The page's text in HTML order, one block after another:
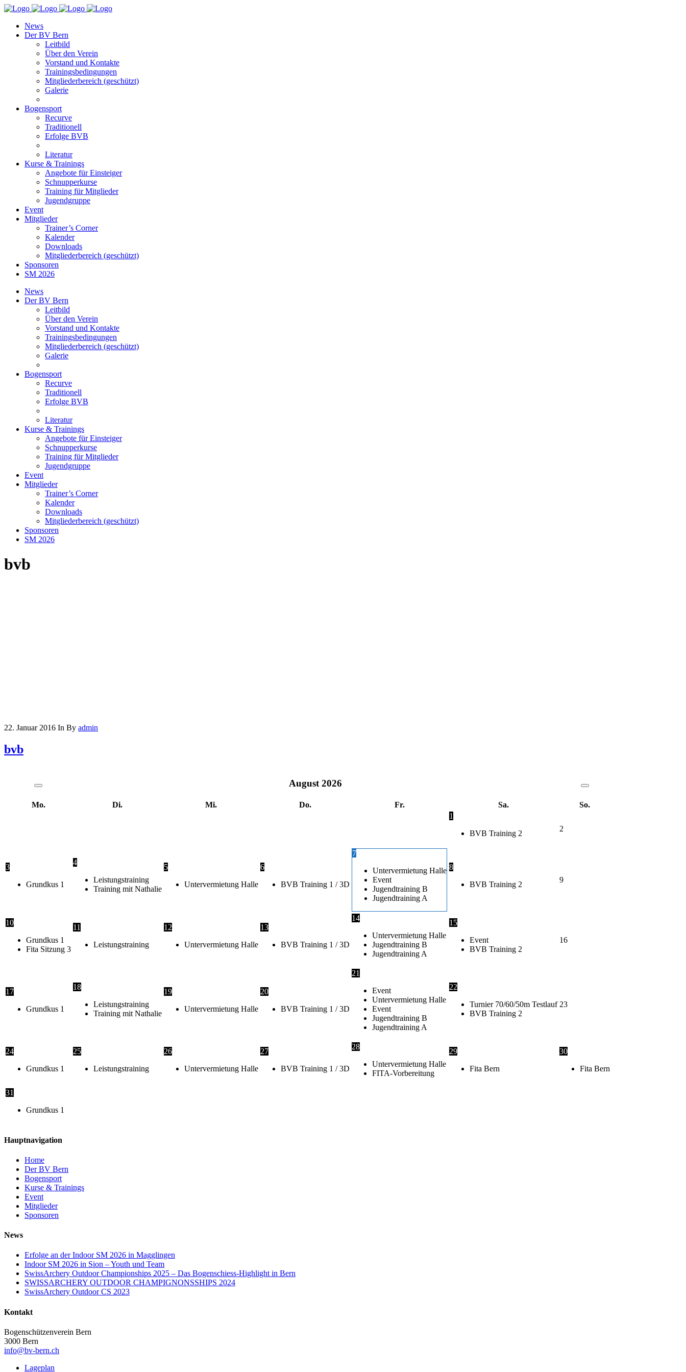
News
Der BV Bern
Leitbild
Über den Verein
Vorstand und Kontakte
Trainingsbedingungen
Mitgliederbereich (geschützt)
Galerie
Bogensport
Recurve
Traditionell
Erfolge BVB
Literatur
Kurse & Trainings
Angebote für Einsteiger
Schnupperkurse
Training für Mitglieder
Jugendgruppe
Event
Mitglieder
Trainer’s Corner
Kalender
Downloads
Mitgliederbereich (geschützt)
Sponsoren
SM 2026
News
Der BV Bern
Leitbild
Über den Verein
Vorstand und Kontakte
Trainingsbedingungen
Mitgliederbereich (geschützt)
Galerie
Bogensport
Recurve
Traditionell
Erfolge BVB
Literatur
Kurse & Trainings
Angebote für Einsteiger
Schnupperkurse
Training für Mitglieder
Jugendgruppe
Event
Mitglieder
Trainer’s Corner
Kalender
Downloads
Mitgliederbereich (geschützt)
Sponsoren
SM 2026
bvb
22. Januar 2016 In By admin
bvb
August 2026
Mo. Di. Mi. Do. Fr. Sa.
So.
1
BVB Training 2
2
3
Grundkus 1
4
Leistungstraining
Training mit Nathalie
5
Untervermietung Halle
6
BVB Training 1 / 3D
7
Untervermietung Halle
Event
Jugendtraining B
Jugendtraining A
8
BVB Training 2
9
10
Grundkus 1
Fita Sitzung 3
11
Leistungstraining
12
Untervermietung Halle
13
BVB Training 1 / 3D
14
Untervermietung Halle
Jugendtraining B
Jugendtraining A
15
Event
BVB Training 2
16
17
Grundkus 1
18
Leistungstraining
Training mit Nathalie
19
Untervermietung Halle
20
BVB Training 1 / 3D
21
Event
Untervermietung Halle
Event
Jugendtraining B
Jugendtraining A
22
Turnier 70/60/50m Testlauf
BVB Training 2
23
24
Grundkus 1
25
Leistungstraining
26
Untervermietung Halle
27
BVB Training 1 / 3D
28
Untervermietung Halle
FITA-Vorbereitung
29
Fita Bern
30
Fita Bern
31
Grundkus 1
Hauptnavigation
Home
Der BV Bern
Bogensport
Kurse & Trainings
Event
Mitglieder
Sponsoren
News
Erfolge an der Indoor SM 2026 in Magglingen
Indoor SM 2026 in Sion – Youth und Team
SwissArchery Outdoor Championships 2025 – Das Bogenschiess-Highlight in Bern
SWISSARCHERY OUTDOOR CHAMPIGNONSSHIPS 2024
SwissArchery Outdoor CS 2023
Kontakt
Bogenschützenverein Bern
3000 Bern
info@bv-bern.ch
Lageplan